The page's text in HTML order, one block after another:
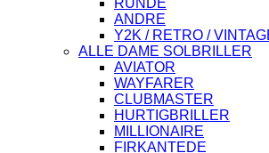
ANDRE
Y2K / RETRO /
ALLE DAME SOLBRILLER
AVIATOR
WAYFARER
CLUBMASTER
HURTIGBRILLER
MILLIONAIRE
FIRKANTEDE